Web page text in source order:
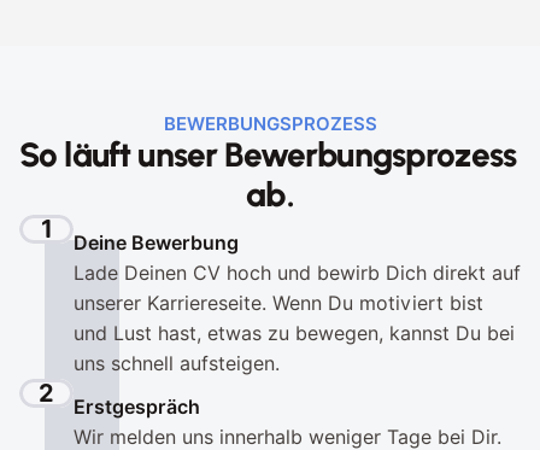
BEWERBUNGSPROZESS
So läuft unser Bewerbungsprozess
ab.
1
Deine Bewerbung
Lade Deinen CV hoch und bewirb Dich direkt auf
unserer Karriereseite. Wenn Du motiviert bist
und Lust hast, etwas zu bewegen, kannst Du bei
uns schnell aufsteigen.
2
Erstgespräch
Wir melden uns innerhalb weniger Tage bei Dir.